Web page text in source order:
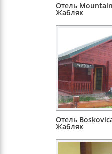
Отель
Жабляк
Отель
Жабляк